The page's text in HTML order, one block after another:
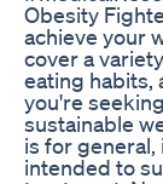
Obesity
achieve your
cover a
eating habits,
you're
sustainable
is for general,
intended to